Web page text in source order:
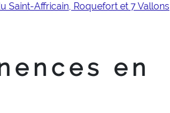
Saint-Affricain, Roquefort et 7 Vallons
en